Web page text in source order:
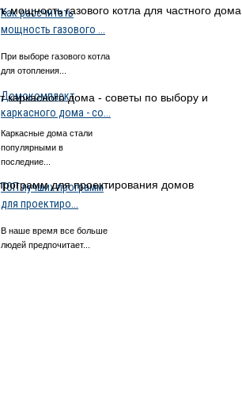
Как рассчитать
мощность газового ...
При выборе газового котла
для отопления...
Домокомплект
каркасного дома - со...
Каркасные дома стали
популярными в
последние...
ТОП лучших программ
для проектиро...
В наше время все больше
людей предпочитает...